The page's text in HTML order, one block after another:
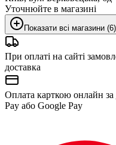
Уточнюйте в магазині
Показати всі магазини (6)
При оплаті на сайті
доставка
Оплата карткою онлайн
Pay або Google Pay